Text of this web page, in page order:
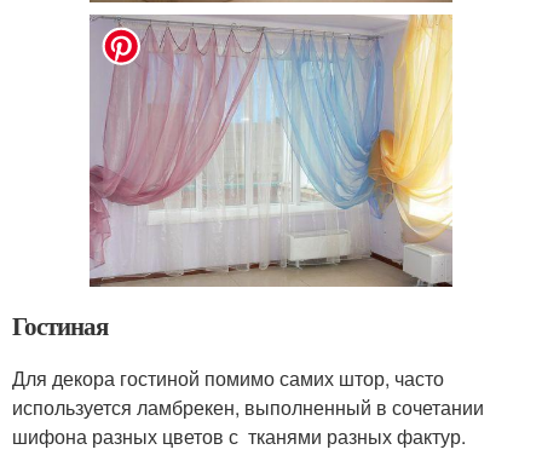
Гостиная
Для декора гостиной помимо самих штор, часто
используется ламбрекен, выполненный в сочетании
шифона разных цветов с тканями разных фактур.